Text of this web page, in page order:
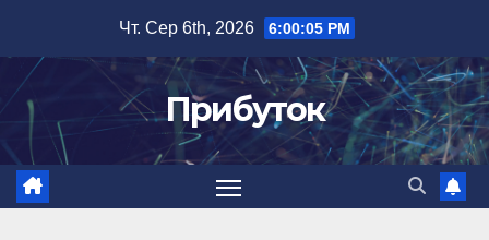
вмісту
Чт. Сер 6th, 2026 6:00:05 PM
Прибуток